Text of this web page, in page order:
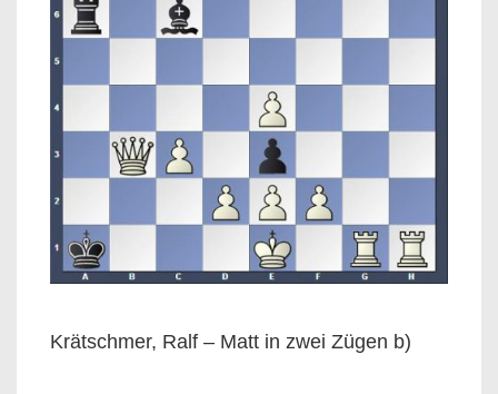
Krätschmer, Ralf – Matt in zwei Zügen b)